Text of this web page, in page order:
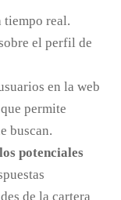
tiempo real.
el perfil de
en la web
permite
buscan.
potenciales
de la cartera